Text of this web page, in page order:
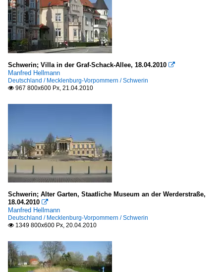
Schwerin; Villa in der Graf-Schack-Allee, 18.04.2010 
Manfred Hellmann
Deutschland / Mecklenburg-Vorpommern / Schwerin
 967 800x600 Px, 21.04.2010
Schwerin; Alter Garten, Staatliche Museum an der Werderstraße,
18.04.2010 
Manfred Hellmann
Deutschland / Mecklenburg-Vorpommern / Schwerin
 1349 800x600 Px, 20.04.2010